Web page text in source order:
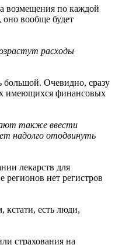
возмещения по каждой
вообще будет
расходы
большой. Очевидно, сразу
имеющихся финансовых
также ввести
надолго отодвинуть
лекарств для
регионов нет регистров
кстати, есть люди,
страхования на